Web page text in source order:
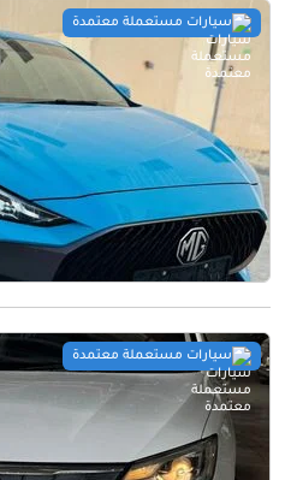
سيارات مستعملة معتمدة
سيارات مستعملة معتمدة